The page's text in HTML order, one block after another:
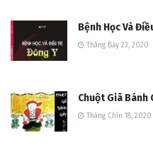
Bệnh Học Và
Tháng Bảy 23, 2020
Chuột Giã Bánh
Tháng Chín 18, 2020